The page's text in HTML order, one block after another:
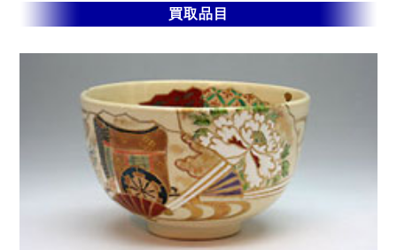
買取品目